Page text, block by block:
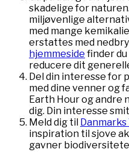
skadelige for
miljøvenlige
med mange
erstattes med
hjemmeside finder du
reducere dit
Del din interesse for
med dine venner og
Earth Hour og andre
dig. Din interesse
Meld dig til Danmarks
inspiration til sjove
gavner